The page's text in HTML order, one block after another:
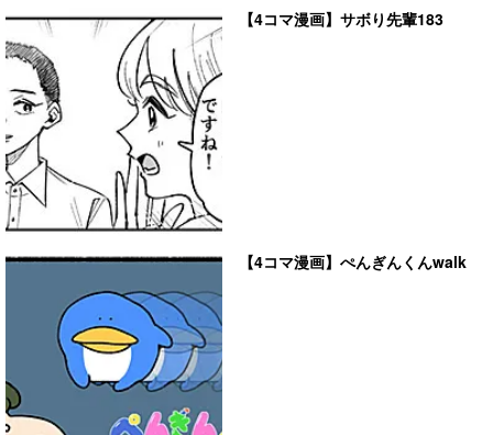
【4コマ漫画】サボり先輩183
【4コマ漫画】ぺんぎんくんwalk